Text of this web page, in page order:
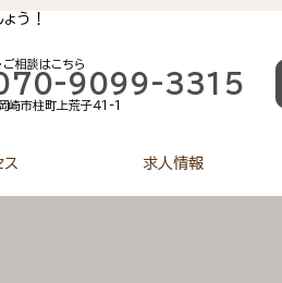
う！
ご相談はこちら
9099-3315
崎市柱町上荒子４１-１
ス 求人情報